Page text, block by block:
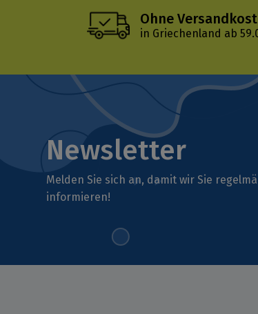
Ohne
in Griechenland ab
Newsletter
Melden Sie sich an, damit wir Sie
informieren!